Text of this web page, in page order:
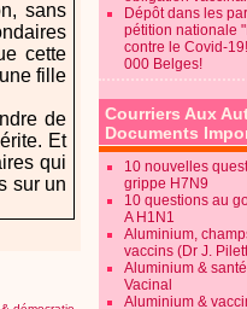
sans
cette
fille
de
Et
qui
sur un
Dépôt dans les
pétition nationale
contre le Covid-
000 Belges!
Courriers Aux
Documents
10 nouvelles
grippe H7N9
10 questions au
A H1N1
Aluminium,
vaccins (Dr J.
Aluminium &
Vacinal
Aluminium &